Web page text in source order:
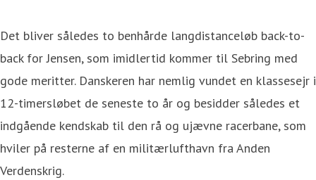
Det bliver således to benhårde langdistanceløb back-to-
back for Jensen, som imidlertid kommer til Sebring med
gode meritter. Danskeren har nemlig vundet en klassesejr i
12-timersløbet de seneste to år og besidder således et
indgående kendskab til den rå og ujævne racerbane, som
hviler på resterne af en militærlufthavn fra Anden
Verdenskrig.